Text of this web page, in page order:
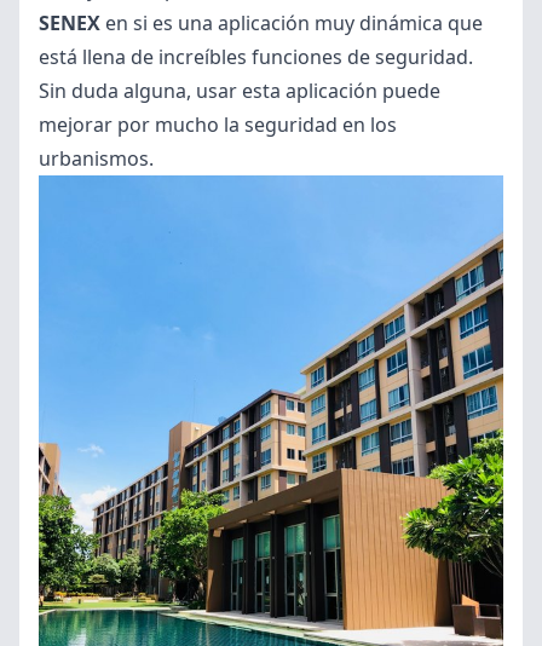
SENEX en si es una aplicación muy dinámica que
está llena de increíbles funciones de seguridad.
Sin duda alguna, usar esta aplicación puede
mejorar por mucho la seguridad en los
urbanismos.